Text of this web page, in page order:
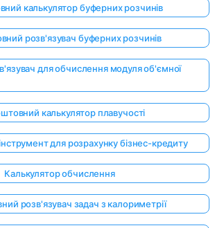
калькулятор буферних розчинів
розв'язувач буферних розчинів
для обчислення модуля об'ємної
калькулятор плавучості
для розрахунку бізнес-кредиту
Калькулятор обчислення
розв'язувач задач з калориметрії